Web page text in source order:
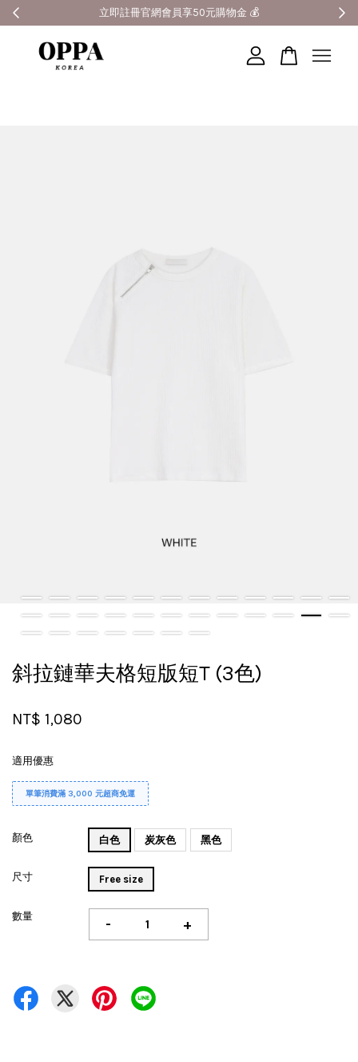
立即註冊官網會員享50元購物金 💰
斜拉鏈華夫格短版短T (3色)
NT$ 1,080
適用優惠
單筆消費滿 3,000 元超商免運
顏色 白色 炭灰色 黑色
尺寸 Free size
數量 - +